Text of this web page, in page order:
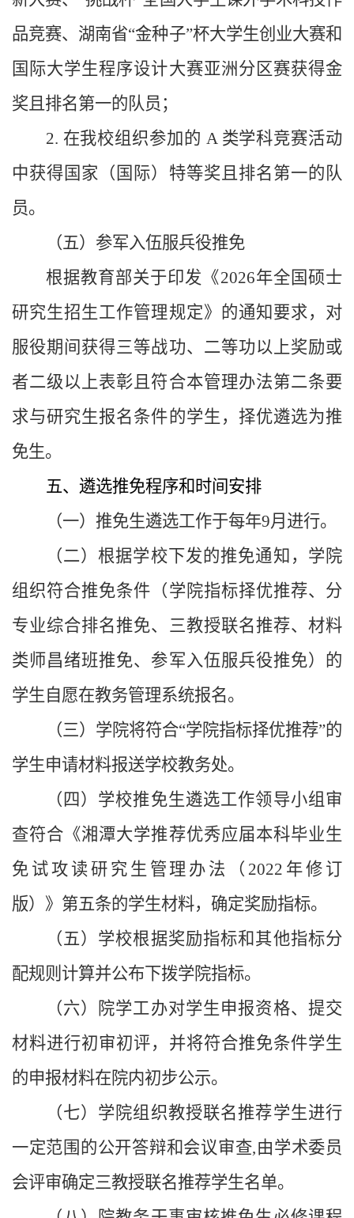
品竞赛、湖南省“金种子”杯大学生创业大赛和
国际大学生程序设计大赛亚洲分区赛获得金
奖且排名第一的队员；
2. 在我校组织参加的 A 类学科竞赛活动
中获得国家（国际）特等奖且排名第一的队
员。
（五）参军入伍服兵役推免
根据教育部关于印发《2026年全国硕士
研究生招生工作管理规定》的通知要求，对
服役期间获得三等战功、二等功以上奖励或
者二级以上表彰且符合本管理办法第二条要
求与研究生报名条件的学生，择优遴选为推
免生。
五、遴选推免程序和时间安排
（一）推免生遴选工作于每年9月进行。
（二）根据学校下发的推免通知，学院
组织符合推免条件（学院指标择优推荐、分
专业综合排名推免、三教授联名推荐、材料
类师昌绪班推免、 参军入伍服兵役推免）的
学生自愿在教务管理系统报名。
（三）学院将符合“学院指标择优推荐”的
学生申请材料报送学校教务处。
（四）学校推免生遴选工作领导小组审
查符合《湘潭大学推荐优秀应届本科毕业生
免试攻读研究生管理办法（2022年修订
版）》第五条的学生材料，确定奖励指标。
（五）学校根据奖励指标和其他指标分
配规则计算并公布下拨学院指标。
（六）院学工办对学生申报资格、提交
材料进行初审初评，并将符合推免条件学生
的申报材料在院内初步公示。
（七）学院组织教授联名推荐学生进行
一定范围的公开答辩和会议审查,由学术委员
会评审确定三教授联名推荐学生名单。